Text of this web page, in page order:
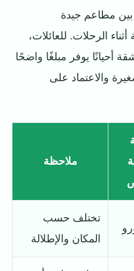
بين مطاعم جيدة
الرحلات. للعائلات،
أحيانًا يوفر مبلغًا واضحًا
والاعتماد على
ملاحظة
تختلف حسب
المكان والإطلالة